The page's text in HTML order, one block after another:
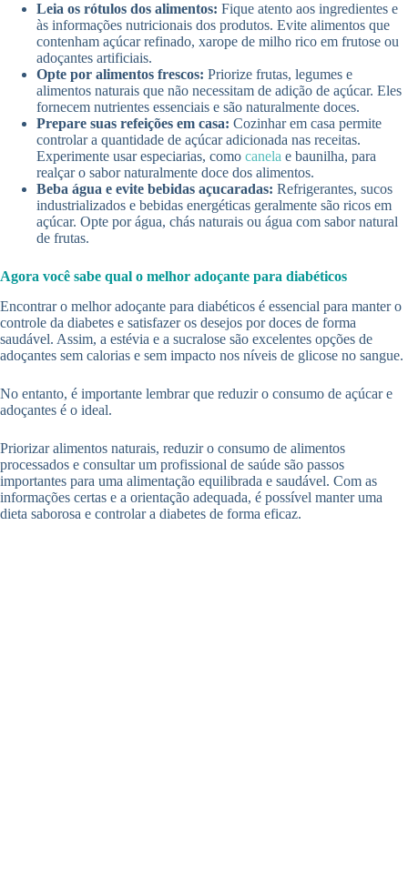
Leia os rótulos dos alimentos: Fique atento aos ingredientes e
às informações nutricionais dos produtos. Evite alimentos que
contenham açúcar refinado, xarope de milho rico em frutose ou
adoçantes artificiais.
Opte por alimentos frescos: Priorize frutas, legumes e
alimentos naturais que não necessitam de adição de açúcar. Eles
fornecem nutrientes essenciais e são naturalmente doces.
Prepare suas refeições em casa: Cozinhar em casa permite
controlar a quantidade de açúcar adicionada nas receitas.
Experimente usar especiarias, como canela e baunilha, para
realçar o sabor naturalmente doce dos alimentos.
Beba água e evite bebidas açucaradas: Refrigerantes, sucos
industrializados e bebidas energéticas geralmente são ricos em
açúcar. Opte por água, chás naturais ou água com sabor natural
de frutas.
Agora você sabe qual o melhor adoçante para diabéticos
Encontrar o melhor adoçante para diabéticos é essencial para manter o
controle da diabetes e satisfazer os desejos por doces de forma
saudável. Assim, a estévia e a sucralose são excelentes opções de
adoçantes sem calorias e sem impacto nos níveis de glicose no sangue.
No entanto, é importante lembrar que reduzir o consumo de açúcar e
adoçantes é o ideal.
Priorizar alimentos naturais, reduzir o consumo de alimentos
processados e consultar um profissional de saúde são passos
importantes para uma alimentação equilibrada e saudável. Com as
informações certas e a orientação adequada, é possível manter uma
dieta saborosa e controlar a diabetes de forma eficaz.